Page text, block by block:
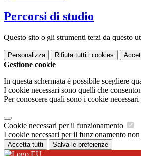
Percorsi di studio
Questo sito o gli strumenti terzi da questo
Personalizza Rifiuta tutti i cookies
Gestione cookie
In questa schermata è possibile scegliere
I cookie necessari sono quelli che
Per conoscere quali sono i cookie
Cookie necessari per il funzionamento
I cookie necessari per il funzionamento
Accetta tutti Salva le preferenze